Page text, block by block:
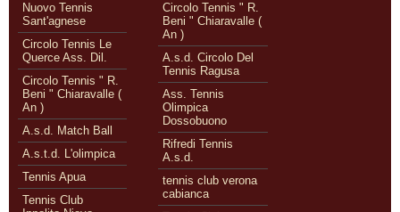
Nuovo Tennis
Sant'agnese
Circolo Tennis Le
Querce Ass. Dil.
Circolo Tennis " R.
Beni " Chiaravalle (
An )
A.s.d. Match Ball
A.s.t.d. L'olimpica
Tennis Apua
Tennis Club
Circolo Tennis " R.
Beni " Chiaravalle (
An )
A.s.d. Circolo Del
Tennis Ragusa
Ass. Tennis
Olimpica
Dossobuono
Rifredi Tennis
A.s.d.
tennis club verona
cabianca